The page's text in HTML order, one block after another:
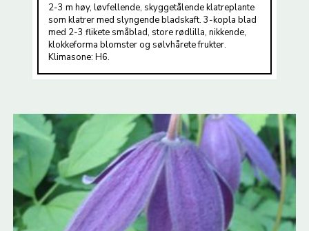
2-3 m høy, løvfellende, skyggetålende klatreplante
som klatrer med slyngende bladskaft. 3-kopla blad
med 2-3 flikete småblad, store rødlilla, nikkende,
klokkeforma blomster og sølvhårete frukter.
Klimasone: H6.